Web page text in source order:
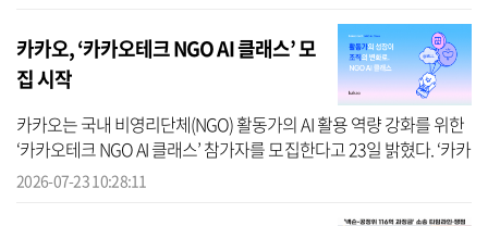
카카오, ‘카카오테크 NGO AI 클래스’ 모
집 시작
카카오는 국내 비영리단체(NGO) 활동가의 AI 활용 역량 강화를 위한
‘카카오테크 NGO AI 클래스’ 참가자를 모집한다고 23일 밝혔다. ‘카카
오테크 NGO AI 클래스’는 지난해 소상공인을 대상으로 진행한 ‘카카
2026-07-23 10:28:11